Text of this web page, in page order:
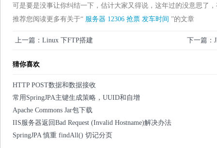
可是要是没事让你纠结一下，估计大家又得说，这年过的没意思了
推荐您阅读更多有关于“ 服务器 12306 抢票 发车时间 ”的文章
上一篇：Linux 下FTP搭建 下一篇：
猜你喜欢
HTTP POST数据和数据接收
常用SpringJPA主键生成策略，UUID和自增
Apache Commons Jar包下载
IIS服务器返回Bad Request (Invalid Hostname)解决办法
SpringJPA 慎重 findAll() 切记分页